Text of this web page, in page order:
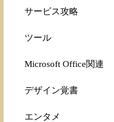
サービス攻略
ツール
Microsoft Office関連
デザイン覚書
エンタメ